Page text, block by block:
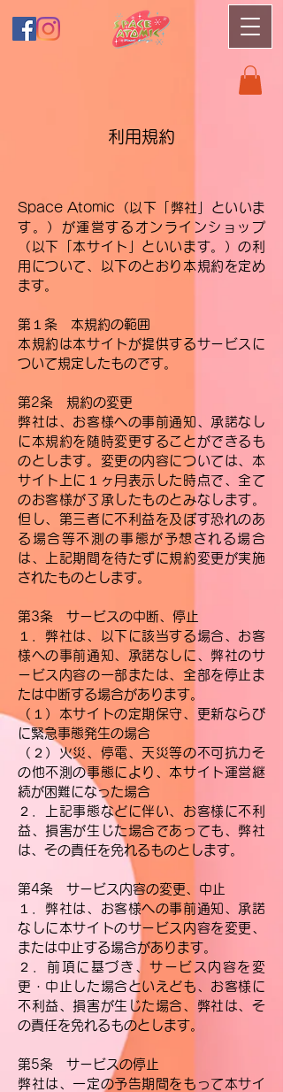
利用規約
Space Atomic（以下「弊社」といいま
す。）が運営するオンラインショップ
（以下「本サイト」といいます。）の利
用について、以下のとおり本規約を定め
ます。
第１条 本規約の範囲
本規約は本サイトが提供するサービスに
ついて規定したものです。
第2条 規約の変更
弊社は、お客様への事前通知、承諾なし
に本規約を随時変更することができるも
のとします。変更の内容については、本
サイト上に１ヶ月表示した時点で、全て
のお客様が了承したものとみなします。
但し、第三者に不利益を及ぼす恐れのあ
る場合等不測の事態が予想される場合
は、上記期間を待たずに規約変更が実施
されたものとします。
第3条 サービスの中断、停止
１．弊社は、以下に該当する場合、お客
様への事前通知、承諾なしに、弊社のサ
ービス内容の一部または、全部を停止ま
たは中断する場合があります。
（１）本サイトの定期保守、更新ならび
に緊急事態発生の場合
（２）火災、停電、天災等の不可抗力そ
の他不測の事態により、本サイト運営継
続が困難になった場合
２．上記事態などに伴い、お客様に不利
益、損害が生じた場合であっても、弊社
は、その責任を免れるものとします。
第4条 サービス内容の変更、中止
１．弊社は、お客様への事前通知、承諾
なしに本サイトのサービス内容を変更、
または中止する場合があります。
２．前項に基づき、サービス内容を変
更・中止した場合といえども、お客様に
不利益、損害が生じた場合、弊社は、そ
の責任を免れるものとします。
第5条 サービスの停止
弊社は、一定の予告期間をもって本サイ